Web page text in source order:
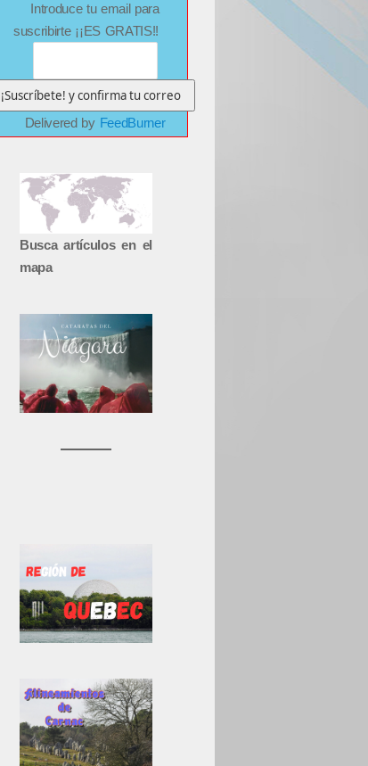
Introduce tu email para
suscribirte ¡¡ES GRATIS!!
Delivered by FeedBurner
Busca artículos en el
mapa